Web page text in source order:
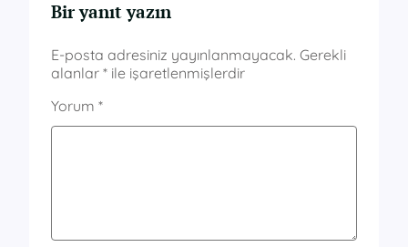
Bir yanıt yazın
E-posta adresiniz yayınlanmayacak. Gerekli
alanlar * ile işaretlenmişlerdir
Yorum *